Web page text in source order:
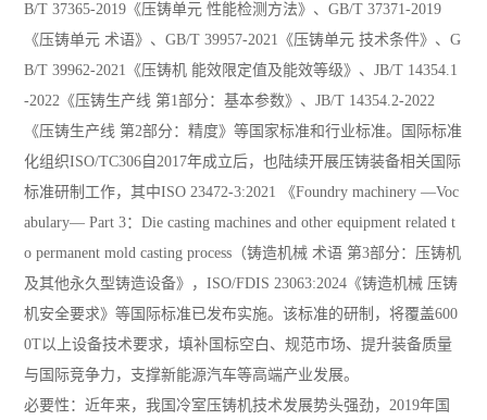
B/T 37365-2019《压铸单元 性能检测方法》、GB/T 37371-2019
《压铸单元 术语》、GB/T 39957-2021《压铸单元 技术条件》、G
B/T 39962-2021《压铸机 能效限定值及能效等级》、JB/T 14354.1
-2022《压铸生产线 第1部分：基本参数》、JB/T 14354.2-2022
《压铸生产线 第2部分：精度》等国家标准和行业标准。国际标准
化组织ISO/TC306自2017年成立后，也陆续开展压铸装备相关国际
标准研制工作，其中ISO 23472-3:2021 《Foundry machinery —Voc
abulary— Part 3：Die casting machines and other equipment related t
o permanent mold casting process（铸造机械 术语 第3部分：压铸机
及其他永久型铸造设备》，ISO/FDIS 23063:2024《铸造机械 压铸
机安全要求》等国际标准已发布实施。该标准的研制，将覆盖600
0T以上设备技术要求，填补国标空白、规范市场、提升装备质量
与国际竞争力，支撑新能源汽车等高端产业发展。
必要性：近年来，我国冷室压铸机技术发展势头强劲，2019年国